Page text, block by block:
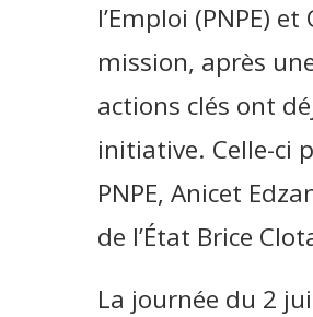
l’Emploi (PNPE)
mission, après
actions clés ont
initiative. Celle-ci
PNPE, Anicet
de l’État Brice
La journée du 2